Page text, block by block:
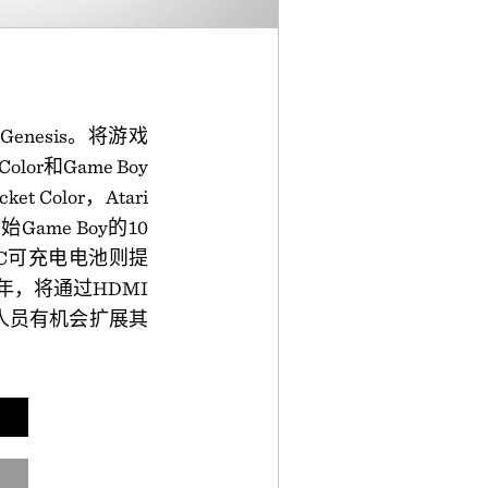
。将游戏
和Game Boy
Color，Atari
Game Boy的10
充电电池则提
，将通过HDMI
员有机会扩展其